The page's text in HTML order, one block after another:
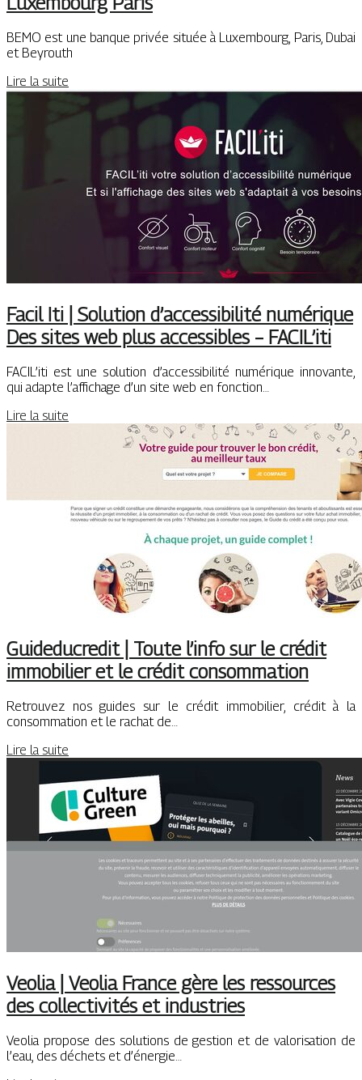
BEMO est une banque privée située à Luxembourg, Paris, Dubai
et Beyrouth
Lire la suite
Facil Iti | Solution d’acces­sibi­lité numérique
Des sites web plus accessibles – FACIL’iti
FACIL’iti est une solution d’accessibilité numérique innovante,
qui adapte l’affichage d’un site web en fonction…
Lire la suite
Guideducredit | Toute l’info sur le crédit
immobilier et le crédit con­som­ma­tion
Retrouvez nos guides sur le crédit immobilier, crédit à la
consommation et le rachat de…
Lire la suite
Veolia | Veolia France gère les ressources
des col­lecti­vités et industries
Veolia propose des solutions de gestion et de valorisation de
l’eau, des déchets et d’énergie…